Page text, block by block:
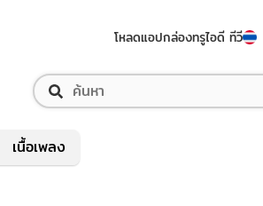
โหลดแอปกล่องทรูไอดี ทีวี
เนื้อเพลง